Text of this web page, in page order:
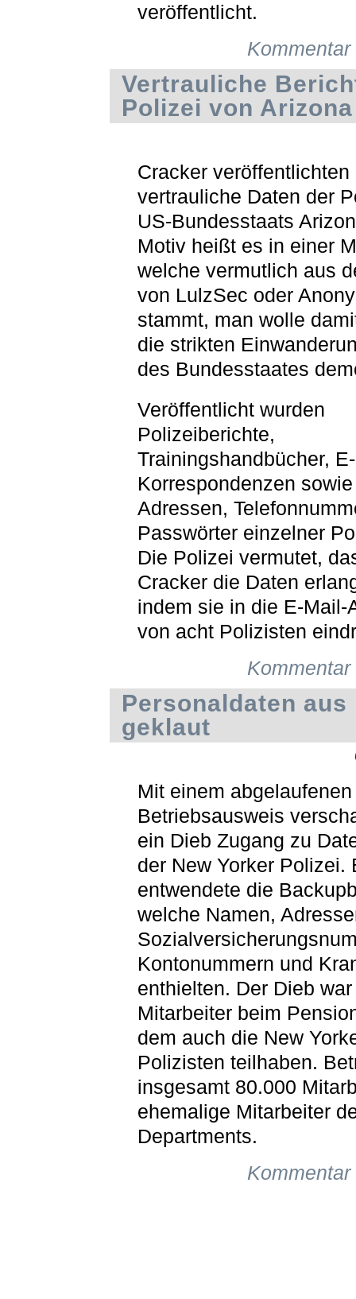
veröffentlicht.
Vertrauliche
Polizei von Arizona
Cracker veröffentlichten
vertrauliche Daten der
US-Bundesstaats
Motiv heißt es in einer
welche vermutlich aus
von LulzSec oder
stammt, man wolle
die strikten
des Bundesstaates
Veröffentlicht wurden
Polizeiberichte,
Trainingshandbücher,
Korrespondenzen
Adressen,
Passwörter einzelner
Die Polizei vermutet,
Cracker die Daten
indem sie in die E-Mail-
von acht Polizisten
Personaldaten aus
geklaut
Mit einem abgelaufenen
Betriebsausweis
ein Dieb Zugang zu
der New Yorker Polizei.
entwendete die
welche Namen,
Kontonummern und
enthielten. Der Dieb war
Mitarbeiter beim
dem auch die New
Polizisten teilhaben.
insgesamt 80.000
ehemalige Mitarbeiter
Departments.